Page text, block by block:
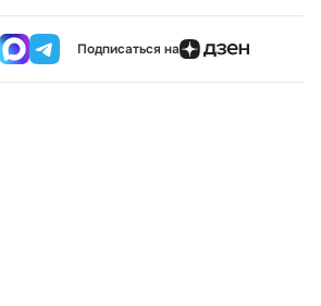
Подписаться на